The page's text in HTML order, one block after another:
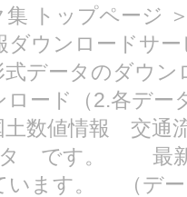
集 トップページ
ダウンロードサ
式データのダウ
ロード（2.各
数値情報 交通
タ です。 最新
います。 （デー